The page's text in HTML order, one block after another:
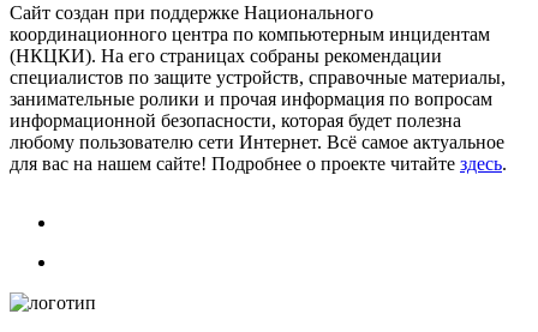
Сайт создан при поддержке Национального
координационного центра по компьютерным инцидентам
(НКЦКИ). На его страницах собраны рекомендации
специалистов по защите устройств, справочные материалы,
занимательные ролики и прочая информация по вопросам
информационной безопасности, которая будет полезна
любому пользователю сети Интернет. Всё самое актуальное
для вас на нашем сайте! Подробнее о проекте читайте здесь.